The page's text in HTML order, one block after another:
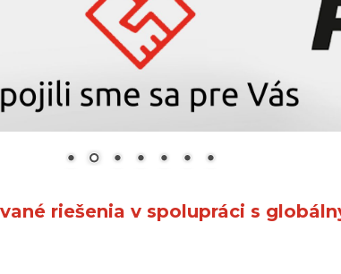
riešenia v spolupráci s